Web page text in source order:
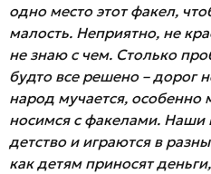
одно место этот факел,
малость. Неприятно, не
не знаю с чем. Столько
будто все решено – дорог
народ мучается,
носимся с факелами. Наши
детство и играются в
как детям приносят